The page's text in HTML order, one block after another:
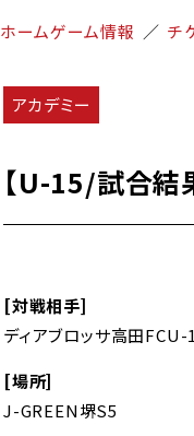
ホームゲーム情報 チ
アカデミー
【U-15/試合結
[対戦相手]
ディアブロッサ高田FCU-
[場所]
J-GREEN堺S5